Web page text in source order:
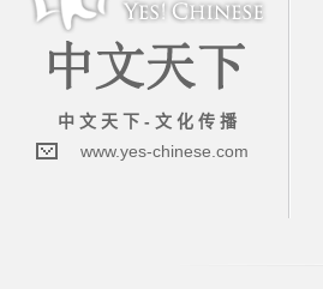
中 文 天 下 - 文 化 传 播
www.yes-chinese.com